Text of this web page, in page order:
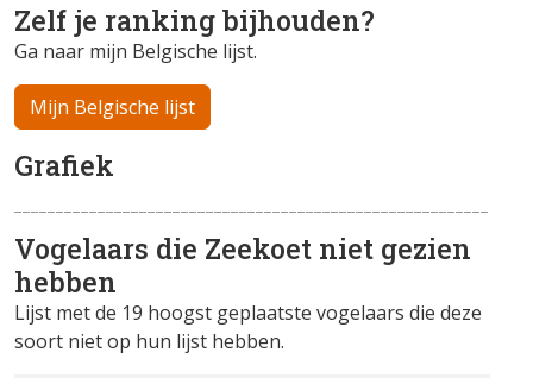
Zelf je ranking bijhouden?
Ga naar mijn Belgische lijst.
Mijn Belgische lijst
Grafiek
Vogelaars die Zeekoet niet gezien
hebben
Lijst met de 19 hoogst geplaatste vogelaars die deze
soort niet op hun lijst hebben.